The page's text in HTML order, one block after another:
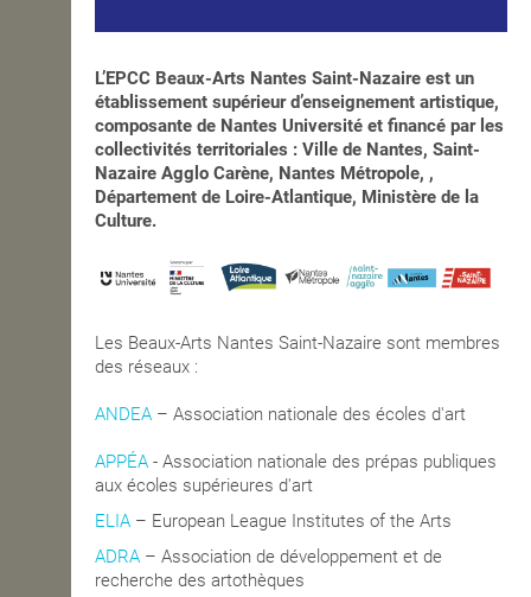
L’EPCC Beaux-Arts Nantes Saint-Nazaire est un
établissement supérieur d’enseignement artistique,
composante de Nantes Université et financé par les
collectivités territoriales : Ville de Nantes, Saint-
Nazaire Agglo Carène, Nantes Métropole, ,
Département de Loire-Atlantique, Ministère de la
Culture.
Les Beaux-Arts Nantes Saint-Nazaire sont membres
des réseaux :
ANDEA – Association nationale des écoles d'art
APPÉA - Association nationale des prépas publiques
aux écoles supérieures d'art
ELIA – European League Institutes of the Arts
ADRA – Association de développement et de
recherche des artothèques